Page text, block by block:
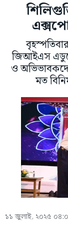
জিআইএস
ও
মত
১১ জুলাই, ২০২৫